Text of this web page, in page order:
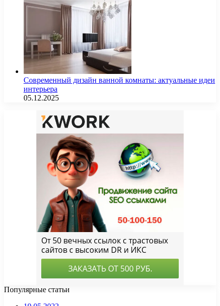
Современный дизайн ванной комнаты: актуальные идеи
интерьера
05.12.2025
Популярные статьи